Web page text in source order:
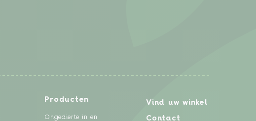
Producten
Ongedierte in en
Vind uw winkel
Contact